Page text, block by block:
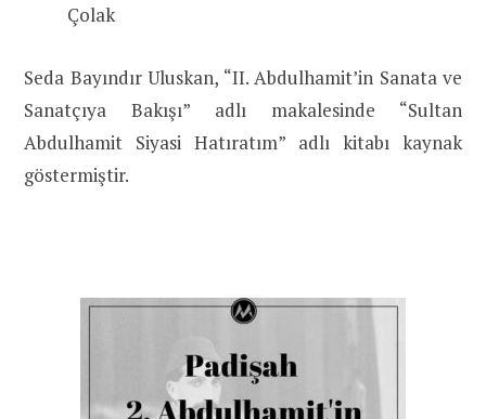
Çolak
Seda Bayındır Uluskan, “II. Abdulhamit’in Sanata ve
Sanatçıya Bakışı” adlı makalesinde “Sultan
Abdulhamit Siyasi Hatıratım” adlı kitabı kaynak
göstermiştir.